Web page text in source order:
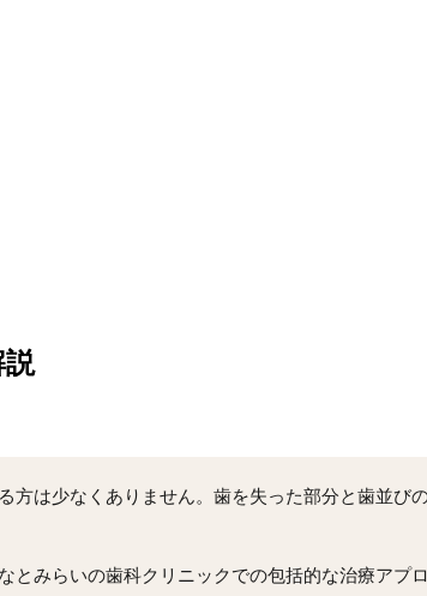
方は少なくありません。歯を失った部分と歯並び
みらいの歯科クリニックでの包括的な治療アプ